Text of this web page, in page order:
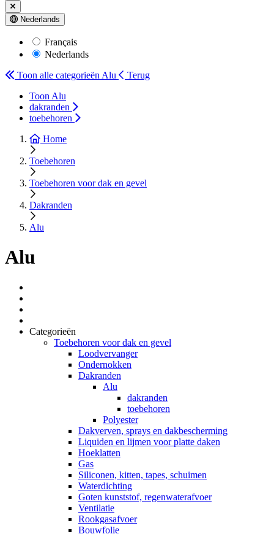
Nederlands
Français
Nederlands
Toon alle categorieën Alu
Terug
Toon Alu
dakranden
toebehoren
Home
Toebehoren
Toebehoren voor dak en gevel
Dakranden
Alu
Alu
Categorieën
Toebehoren voor dak en gevel
Loodvervanger
Ondernokken
Dakranden
Alu
dakranden
toebehoren
Polyester
Dakverven, sprays en dakbescherming
Liquiden en lijmen voor platte daken
Hoeklatten
Gas
Siliconen, kitten, tapes, schuimen
Waterdichting
Goten kunststof, regenwaterafvoer
Ventilatie
Rookgasafvoer
Bouwfolie